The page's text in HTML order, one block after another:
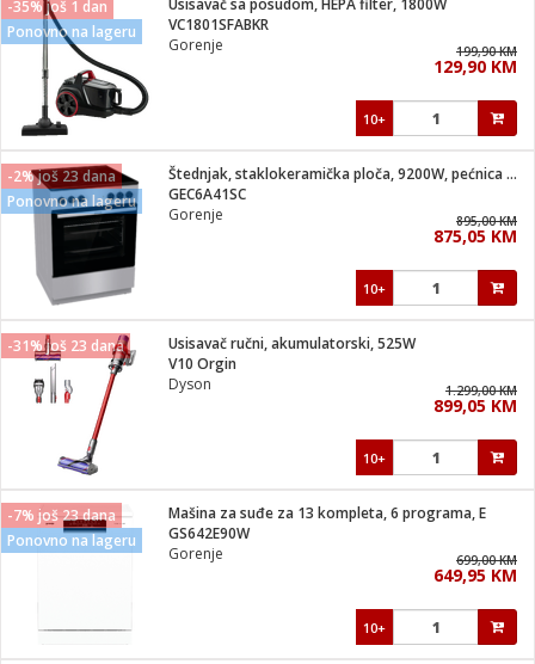
metar
ostalo
pribor
pribor
Vitrine
pribor
i kutije
osigurači
gorivo
-35% još 1 dan
Ponovno na lageru
Usisavač sa posudom, HEPA filter, 1800W
VC1801SFABKR
Gorenje
199,90 KM
129,90 KM
10+
-2% još 23 dana
Ponovno na lageru
Štednjak, staklokeramička ploča, 9200W, pećnica 71 lit, A
GEC6A41SC
Gorenje
895,00 KM
875,05 KM
10+
-31% još 23 dana
Usisavač ručni, akumulatorski, 525W
V10 Orgin
Dyson
1.299,00 KM
899,05 KM
10+
-7% još 23 dana
Ponovno na lageru
Mašina za suđe za 13 kompleta, 6 programa, E
GS642E90W
Gorenje
699,00 KM
649,95 KM
10+